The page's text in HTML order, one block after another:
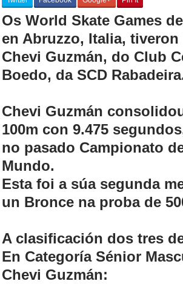
Os World Skate Games
en Abruzzo, Italia,
Chevi Guzmán, do Club
Boedo, da SCD
Chevi Guzmán
100m con 9.475
no pasado Campionato
Mundo.
Esta foi a súa segunda
un Bronce na proba de
A clasificación dos tres
En Categoría Sénior
Chevi Guzmán: